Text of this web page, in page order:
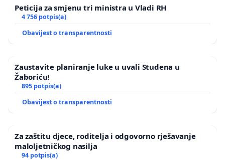
Peticija za smjenu tri ministra u Vladi RH
4 756 potpis(a)
Obavijest o transparentnosti
Zaustavite planiranje luke u uvali Studena u
Žaboriću!
895 potpis(a)
Obavijest o transparentnosti
Za zaštitu djece, roditelja i odgovorno rješavanje
maloljetničkog nasilja
94 potpis(a)